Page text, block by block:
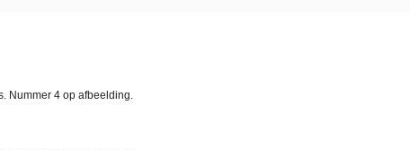
Nummer 4 op afbeelding.